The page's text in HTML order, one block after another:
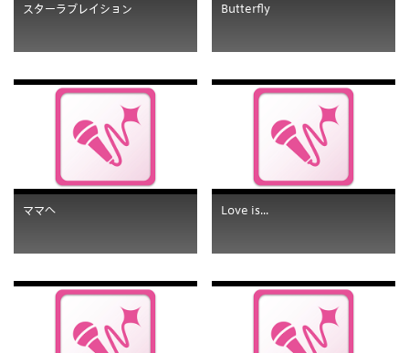
スターラブレイション Butterfly
ママへ Love is...